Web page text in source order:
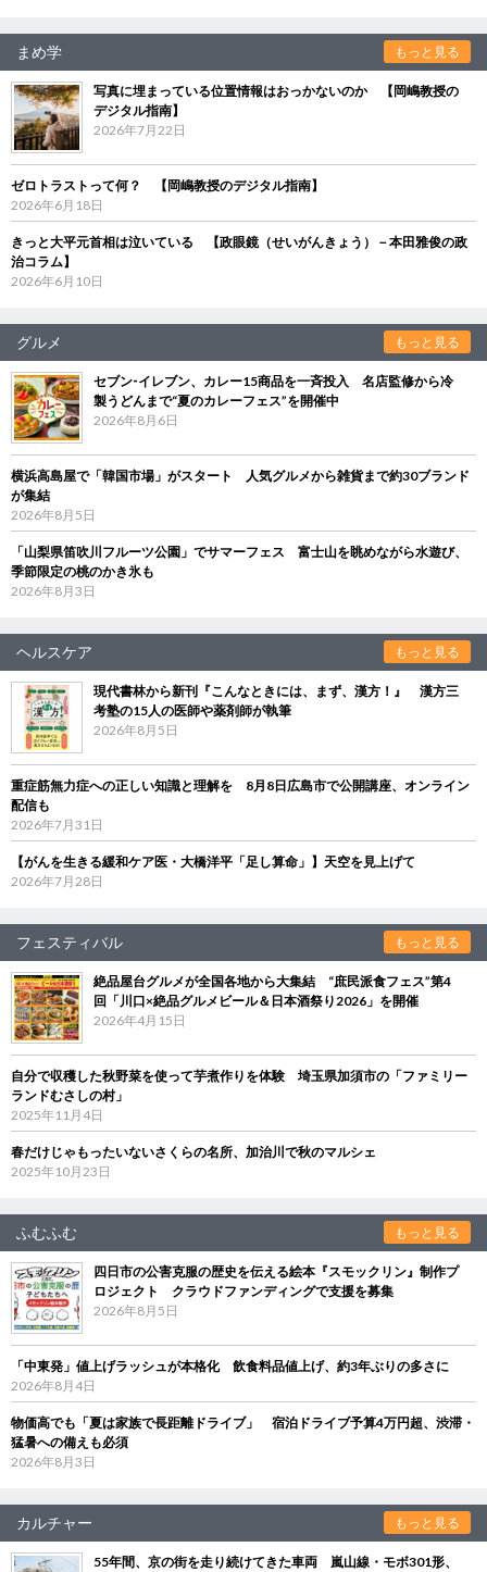
まめ学 もっと見る
写真に埋まっている位置情報はおっかないのか 【岡嶋教授の
デジタル指南】
2026年7月22日
ゼロトラストって何？ 【岡嶋教授のデジタル指南】
2026年6月18日
きっと大平元首相は泣いている 【政眼鏡（せいがんきょう）－本田雅俊の政
治コラム】
2026年6月10日
グルメ もっと見る
セブン‐イレブン、カレー15商品を一斉投入 名店監修から冷
製うどんまで“夏のカレーフェス”を開催中
2026年8月6日
横浜高島屋で「韓国市場」がスタート 人気グルメから雑貨まで約30ブランド
が集結
2026年8月5日
「山梨県笛吹川フルーツ公園」でサマーフェス 富士山を眺めながら水遊び、
季節限定の桃のかき氷も
2026年8月3日
ヘルスケア もっと見る
現代書林から新刊『こんなときには、まず、漢方！』 漢方三
考塾の15人の医師や薬剤師が執筆
2026年8月5日
重症筋無力症への正しい知識と理解を 8月8日広島市で公開講座、オンライン
配信も
2026年7月31日
【がんを生きる緩和ケア医・大橋洋平「足し算命」】天空を見上げて
2026年7月28日
フェスティバル もっと見る
絶品屋台グルメが全国各地から大集結 “庶民派食フェス”第4
回「川口×絶品グルメビール＆日本酒祭り2026」を開催
2026年4月15日
自分で収穫した秋野菜を使って芋煮作りを体験 埼玉県加須市の「ファミリー
ランドむさしの村」
2025年11月4日
春だけじゃもったいないさくらの名所、加治川で秋のマルシェ
2025年10月23日
ふむふむ もっと見る
四日市の公害克服の歴史を伝える絵本『スモックリン』制作プ
ロジェクト クラウドファンディングで支援を募集
2026年8月5日
「中東発」値上げラッシュが本格化 飲食料品値上げ、約3年ぶりの多さに
2026年8月4日
物価高でも「夏は家族で長距離ドライブ」 宿泊ドライブ予算4万円超、渋滞・
猛暑への備えも必須
2026年8月3日
カルチャー もっと見る
55年間、京の街を走り続けてきた車両 嵐山線・モボ301形、